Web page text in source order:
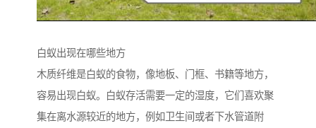
白蚁出现在哪些地方
木质纤维是白蚁的食物，像地板、门框、书籍等地方，
容易出现白蚁。白蚁存活需要一定的湿度，它们喜欢聚
集在离水源较近的地方，例如卫生间或者下水管道附